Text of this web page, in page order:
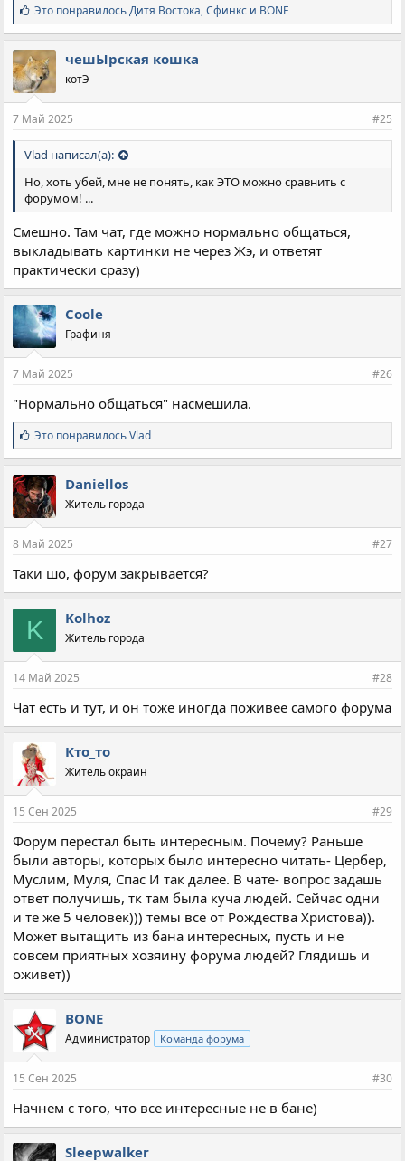
С
и
м
п
а
т
и
и
:
Это понравилосьДитя Востока,Сфинкс и BONE
чешЫрская кошка
котЭ
7 Май 2025 #25
Vlad написал(а):
Но, хоть убей, мне не понять, как ЭТО можно сравнить с
форумом! ...
Смешно. Там чат, где можно нормально общаться,
выкладывать картинки не через Жэ, и ответят
практически сразу)
Coole
Графиня
7 Май 2025 #26
"Нормально общаться" насмешила.
С
и
м
п
а
т
и
и
:
Это понравилосьVlad
Daniellos
Житель города
8 Май 2025 #27
Таки шо, форум закрывается?
K Kolhoz
Житель города
14 Май 2025 #28
Чат есть и тут, и он тоже иногда поживее самого форума
Кто_то
Житель окраин
15 Сен 2025 #29
Форум перестал быть интересным. Почему? Раньше
были авторы, которых было интересно читать- Цербер,
Муслим, Муля, Спас И так далее. В чате- вопрос задашь
ответ получишь, тк там была куча людей. Сейчас одни
и те же 5 человек))) темы все от Рождества Христова)).
Может вытащить из бана интересных, пусть и не
совсем приятных хозяину форума людей? Глядишь и
оживет))
BONE
Администратор Команда форума
15 Сен 2025 #30
Начнем с того, что все интересные не в бане)
Sleepwalker